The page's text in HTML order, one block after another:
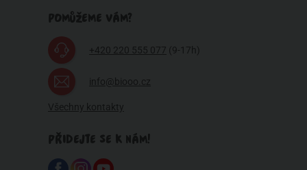
POMŮŽEME VÁM?
+420 220 555 077 (9-17h)
info@biooo.cz
Všechny kontakty
PŘIDEJTE SE K NÁM!